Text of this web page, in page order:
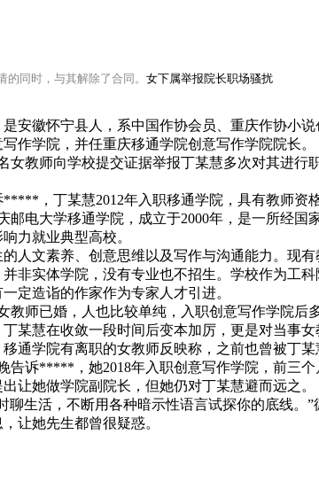
同时，与其解除了合同。 女下属举报院长职场骚扰
安徽怀宁县人，系中国作协会员、重庆作协小
作学院，并任重庆移通学院创意写作学院院长。
教师向学校提交证据举报丁某慧多次对其进行
，丁某慧2012年入职移通学院，具有教师资格
电大学移通学院，成立于2000年，是一所经国
力就业典型高校。
人文素养、创意思维以及写作与沟通能力。现有
非实体学院，没有专业也不招生。学校作为工
定造诣的作家作为专家人才引进。
师已婚，人也比较单纯，入职创意写作学院后
某慧在收敛一段时间后变本加厉，更是对当事
通学院有离职的女教师反映称，之前也曾被丁某
告诉*****，她2018年入职创意写作学院，前三
让她做学院副院长，但她仍对丁某慧避而远之。
聊生活，不断用各种暗示性语言试探你的底线。
让她先生都曾很疑惑。